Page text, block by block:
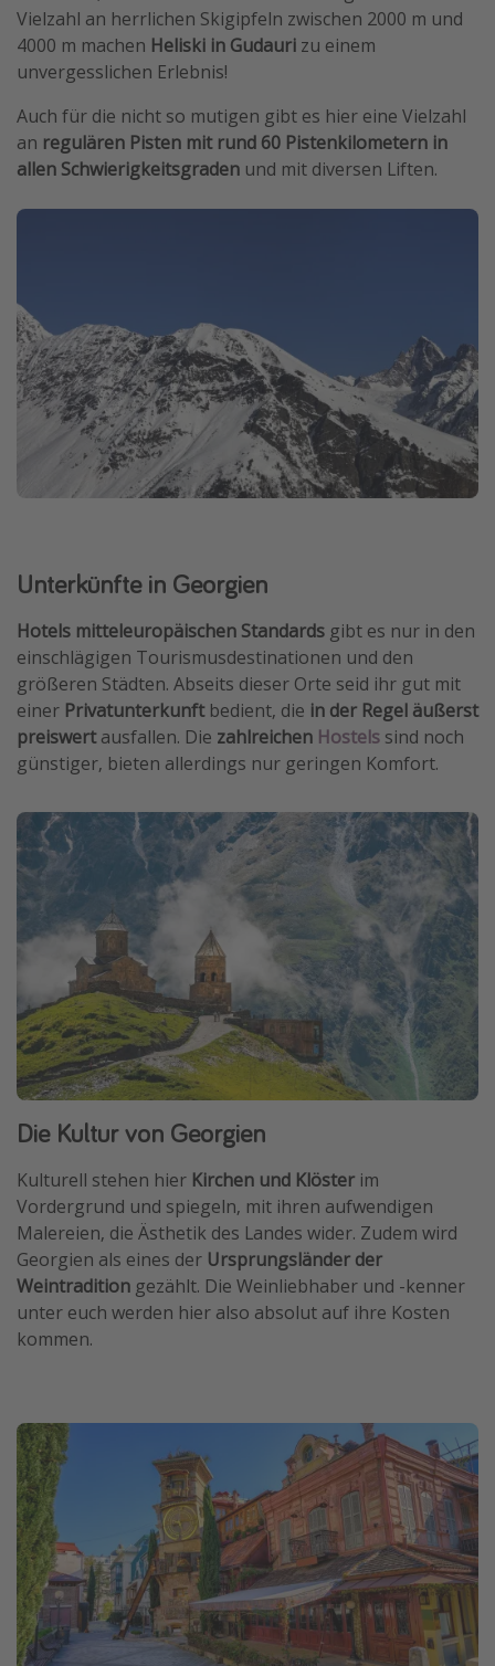
Vielzahl an herrlichen Skigipfeln zwischen 2000 m und
4000 m machen Heliski in Gudauri zu einem
unvergesslichen Erlebnis!
Auch für die nicht so mutigen gibt es hier eine Vielzahl
an regulären Pisten mit rund 60 Pistenkilometern in
allen Schwierigkeitsgraden und mit diversen Liften.
Unterkünfte in Georgien
Hotels mitteleuropäischen Standards gibt es nur in den
einschlägigen Tourismusdestinationen und den
größeren Städten. Abseits dieser Orte seid ihr gut mit
einer Privatunterkunftbedient, die in der Regel äußerst
preiswertausfallen. Die zahlreichen Hostels sind noch
günstiger, bieten allerdings nur geringen Komfort.
Die Kultur von Georgien
Kulturell stehen hier Kirchen und Klöster im
Vordergrund und spiegeln, mit ihren aufwendigen
Malereien, die Ästhetik des Landes wider. Zudem wird
Georgien als eines der Ursprungsländer der
Weintradition gezählt. Die Weinliebhaber und -kenner
unter euch werden hier also absolut auf ihre Kosten
kommen.